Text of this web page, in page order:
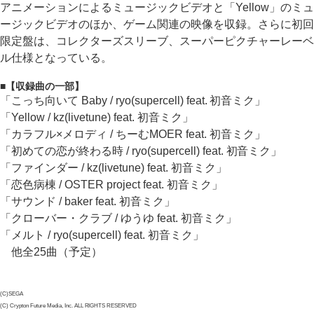
アニメーションによるミュージックビデオと「Yellow」のミュ
ージックビデオのほか、ゲーム関連の映像を収録。さらに初回
限定盤は、コレクターズスリーブ、スーパーピクチャーレーベ
ル仕様となっている。
■【収録曲の一部】
「こっち向いて Baby / ryo(supercell) feat. 初音ミク」
「Yellow / kz(livetune) feat. 初音ミク」
「カラフル×メロディ / ちーむMOER feat. 初音ミク」
「初めての恋が終わる時 / ryo(supercell) feat. 初音ミク」
「ファインダー / kz(livetune) feat. 初音ミク」
「恋色病棟 / OSTER project feat. 初音ミク」
「サウンド / baker feat. 初音ミク」
「クローバー・クラブ / ゆうゆ feat. 初音ミク」
「メルト / ryo(supercell) feat. 初音ミク」
他全25曲（予定）
(C)SEGA
(C) Crypton Future Media, Inc. ALL RIGHTS RESERVED